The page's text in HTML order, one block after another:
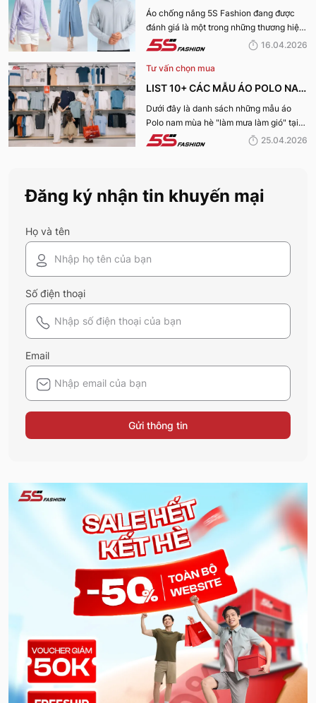
TIA UV, CHỐNG NẮNG TỐT NHẤT
CỦA 5S FASHION 2026
Áo chống nắng 5S Fashion đang được
đánh giá là một trong những thương hiệu
áo đáng mua hàng đầu hiện nay. Vậy
giá tích cực đến vậy? Cùng đi hết bài
viết nhé!
16.04.2026
Tư vấn chọn mua
LIST 10+ CÁC MẪU ÁO POLO NAM
MÙA HÈ BÁN CHẠY NHẤT CỦA 5S
FASHION 2026
Dưới đây là danh sách những mẫu áo
Polo nam mùa hè "làm mưa làm gió" tại
hệ thống 5S Fashion mà bất kỳ quý ông
25.04.2026
Đăng ký nhận tin khuyến mại
Họ và tên
Số điện thoại
Email
Gửi thông tin